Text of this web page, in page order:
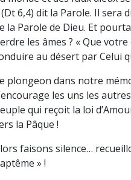
6,4) dit la Parole. Il sera
la Parole de Dieu. Et
les âmes ? « Que
au désert par Celui
plongeon dans notre
les uns les
qui reçoit la loi
la Pâque !
faisons silence…
» !